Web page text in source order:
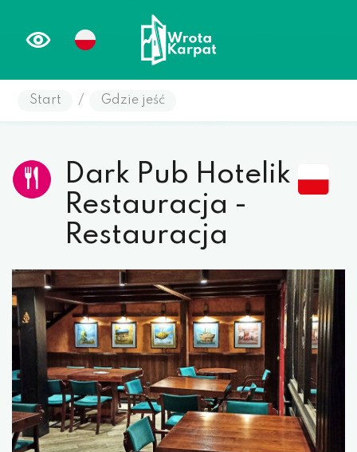
Start / Gdzie jeść
Dark Pub Hotelik
Restauracja -
Restauracja